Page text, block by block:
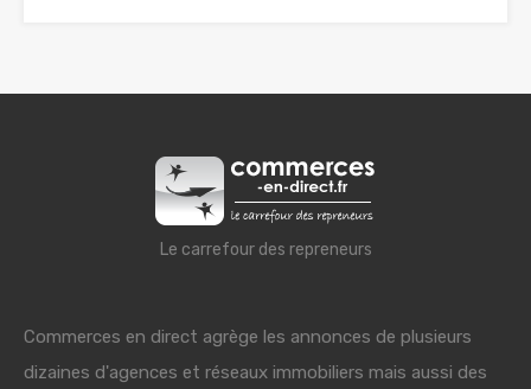
Le carrefour des repreneurs
Commerces en direct agrège les annonces de plusieurs
dizaines d'agences et réseaux immobiliers mais aussi des